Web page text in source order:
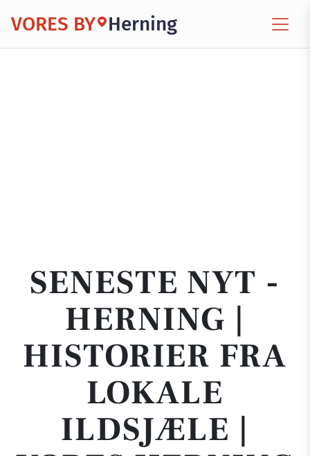
VORES BY Herning
SENESTE NYT -
HERNING |
HISTORIER FRA
LOKALE
ILDSJÆLE |